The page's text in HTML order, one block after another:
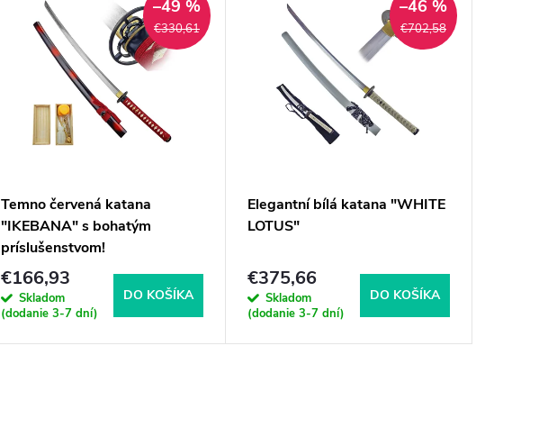
€330,61
–49 %
Temno červená katana
"IKEBANA" s bohatým
príslušenstvom!
€166,93
Skladom
(dodanie 3-7 dní)
DO KOŠÍKA
€702,58
–46 %
Elegantní bílá katana "WHITE
LOTUS"
€375,66
Skladom
(dodanie 3-7 dní)
DO KOŠÍKA